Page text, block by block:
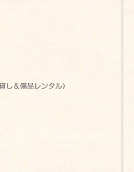
し＆備品レンタル）